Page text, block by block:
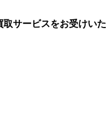
サービスをお受けいた